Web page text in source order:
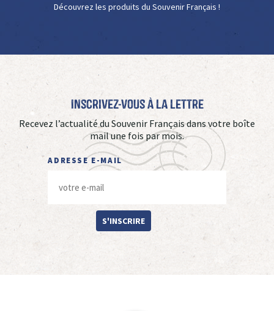
Découvrez les produits du Souvenir Français !
Inscrivez-vous à La Lettre
Recevez l’actualité du Souvenir Français dans votre boîte
mail une fois par mois.
ADRESSE E-MAIL
S'INSCRIRE